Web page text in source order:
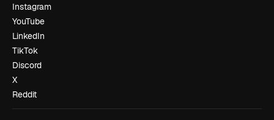
Instagram
YouTube
LinkedIn
TikTok
Discord
X
Reddit